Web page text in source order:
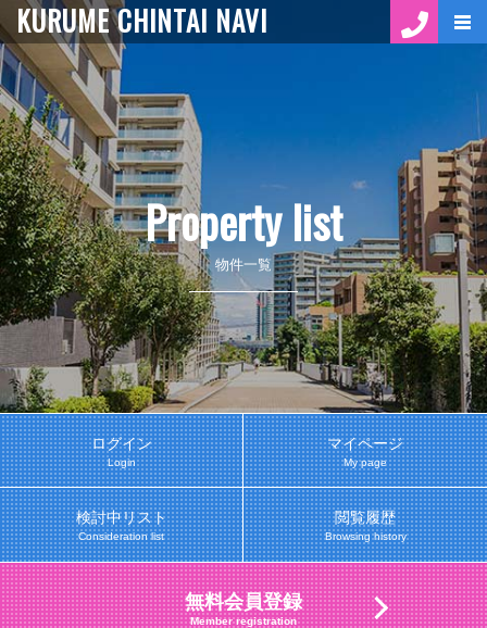
KURUME CHINTAI NAVI
Property list
物件一覧
ログイン
Login
マイページ
My page
検討中リスト
Consideration list
閲覧履歴
Browsing history
無料会員登録
Member registration